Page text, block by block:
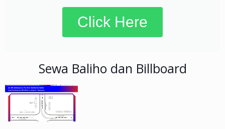
Click Here
Sewa Baliho dan Billboard